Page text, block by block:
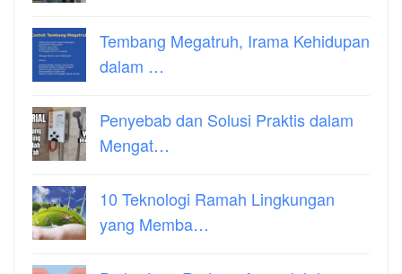
Tembang Megatruh, Irama Kehidupan
dalam …
Penyebab dan Solusi Praktis dalam
Mengat…
10 Teknologi Ramah Lingkungan
yang Memba…